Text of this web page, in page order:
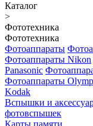
Каталог
>
Фототехника
Фототехника
Фотоаппараты
Фотоаппараты Nikon
Panasonic
Фотоаппараты
Kodak
Вспышки и
фотовспышек
Карты памяти